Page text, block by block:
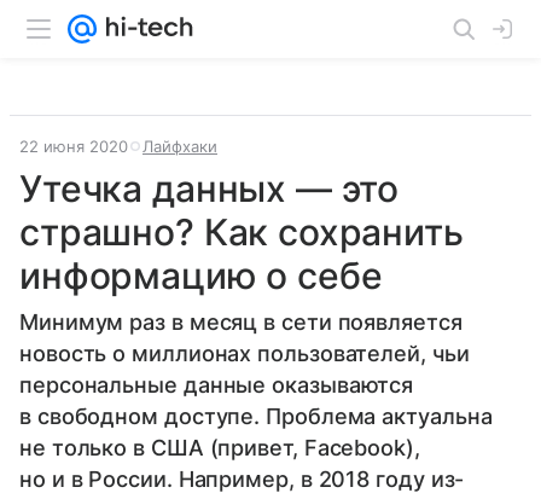
22 июня 2020 Лайфхаки
Утечка данных — это
страшно? Как сохранить
информацию о себе
Минимум раз в месяц в сети появляется
новость о миллионах пользователей, чьи
персональные данные оказываются
в свободном доступе. Проблема актуальна
не только в США (привет, Facebook),
но и в России. Например, в 2018 году из-